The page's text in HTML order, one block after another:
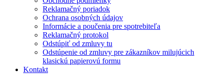
Reklamačný poriadok
Ochrana osobných údajov
Informácie a poučenia pre spotrebiteľa
Reklamačný protokol
Odstúpiť od zmluvy tu
Odstúpenie od zmluvy pre zákazníkov milujúcich
klasickú papierovú formu
Kontakt